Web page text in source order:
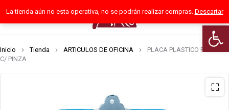
Abrir
La tienda aún no esta operativa, no se podrán realizar compras. Descartar
0
Inicio Tienda ARTICULOS DE OFICINA
PLACA PLASTICO RIGIDO
C/ PINZA